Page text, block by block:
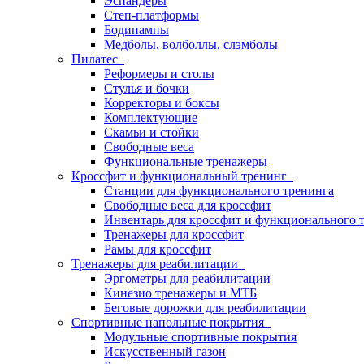
Степ-платформы
Бодипампы
Медболы, волболлы, слэмболы
Пилатес
Реформеры и столы
Стулья и бочки
Корректоры и боксы
Комплектующие
Скамьи и стойки
Свободные веса
Функциональные тренажеры
Кроссфит и функциональный тренинг
Станции для функционального тренинга
Свободные веса для кроссфит
Инвентарь для кроссфит и функционального
Тренажеры для кроссфит
Рамы для кроссфит
Тренажеры для реабилитации
Эргометры для реабилитации
Кинезио тренажеры и МТБ
Беговые дорожки для реабилитации
Спортивные напольные покрытия
Модульные спортивные покрытия
Искусственный газон